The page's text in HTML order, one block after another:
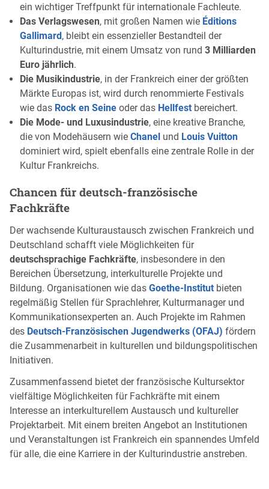
ein wichtiger Treffpunkt für internationale Fachleute.
Das Verlagswesen, mit großen Namen wie Éditions
Gallimard, bleibt ein essenzieller Bestandteil der
Kulturindustrie, mit einem Umsatz von rund 3 Milliarden
Euro jährlich.
Die Musikindustrie, in der Frankreich einer der größten
Märkte Europas ist, wird durch renommierte Festivals
wie das Rock en Seine oder das Hellfest bereichert.
Die Mode- und Luxusindustrie, eine kreative Branche,
die von Modehäusern wie Chanel und Louis Vuitton
dominiert wird, spielt ebenfalls eine zentrale Rolle in der
Kultur Frankreichs.
Chancen für deutsch-französische
Fachkräfte
Der wachsende Kulturaustausch zwischen Frankreich und
Deutschland schafft viele Möglichkeiten für
deutschsprachige Fachkräfte, insbesondere in den
Bereichen Übersetzung, interkulturelle Projekte und
Bildung. Organisationen wie das Goethe-Institut bieten
regelmäßig Stellen für Sprachlehrer, Kulturmanager und
Kommunikationsexperten an. Auch Projekte im Rahmen
des Deutsch-Französischen Jugendwerks (OFAJ) fördern
die Zusammenarbeit in kulturellen und bildungspolitischen
Initiativen.
Zusammenfassend bietet der französische Kultursektor
vielfältige Möglichkeiten für Fachkräfte mit einem
Interesse an interkulturellem Austausch und kultureller
Projektarbeit. Mit einem breiten Angebot an Institutionen
und Veranstaltungen ist Frankreich ein spannendes Umfeld
für alle, die eine Karriere in der Kulturindustrie anstreben.